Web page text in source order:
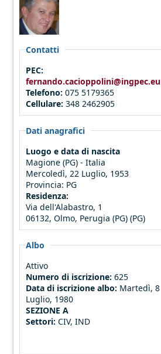
Contatti
PEC:
fernando.cacioppolini@ingpec.eu
Telefono:075 5179365
Cellulare:348 2462905
Dati anagrafici
Luogo e data di nascita
Magione (PG) - Italia
Mercoledì, 22 Luglio, 1953
Provincia: PG
Residenza:
Via dell'Alabastro, 1
06132, Olmo, Perugia (PG) (PG)
Albo
Attivo
Numero di iscrizione: 625
Data di iscrizione albo: Martedì, 8
Luglio, 1980
SEZIONE A
Settori: CIV, IND